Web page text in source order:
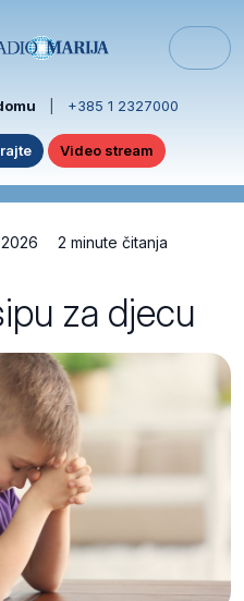
+385 1 2327000
Video stream
2 minute čitanja
za djecu